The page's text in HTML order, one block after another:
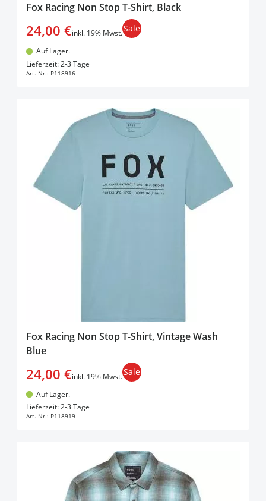
Fox Racing Non Stop T-Shirt, Black
24,00 €inkl. 19% Mwst.Sale
Auf Lager.
Lieferzeit: 2-3 Tage
Art.-Nr.: P118916
Fox Racing Non Stop T-Shirt, Vintage Wash
Blue
24,00 €inkl. 19% Mwst.Sale
Auf Lager.
Lieferzeit: 2-3 Tage
Art.-Nr.: P118919